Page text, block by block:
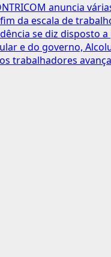
anuncia
da escala de
se diz disposto
e do governo,
trabalhadores